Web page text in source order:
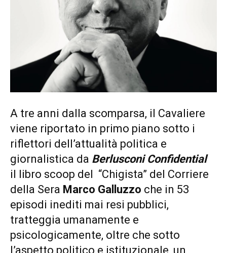
A tre anni dalla scomparsa, il Cavaliere
viene riportato in primo piano sotto i
riflettori dell’attualità politica e
giornalistica da Berlusconi Confidential
il libro scoop del “Chigista” del Corriere
della Sera Marco Galluzzo che in 53
episodi inediti mai resi pubblici,
tratteggia umanamente e
psicologicamente, oltre che sotto
l’aspetto politico e istituzionale, un